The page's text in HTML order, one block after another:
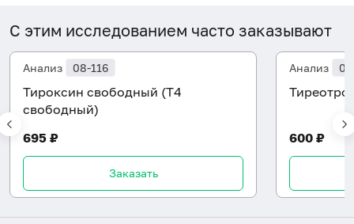
С этим исследованием часто заказывают
Анализ 08-116
Тироксин свободный (Т4
свободный)
695 ₽
Заказать
Анализ
600 ₽